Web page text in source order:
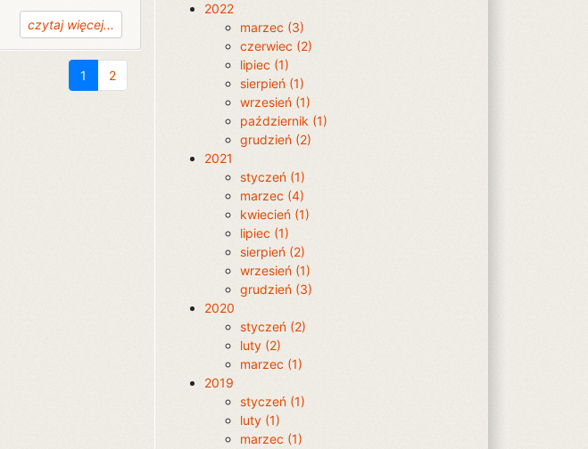
czytaj więcej...
1 2
2022
marzec (3)
czerwiec (2)
lipiec (1)
sierpień (1)
wrzesień (1)
październik (1)
grudzień (2)
2021
styczeń (1)
marzec (4)
kwiecień (1)
lipiec (1)
sierpień (2)
wrzesień (1)
grudzień (3)
2020
styczeń (2)
luty (2)
marzec (1)
2019
styczeń (1)
luty (1)
marzec (1)